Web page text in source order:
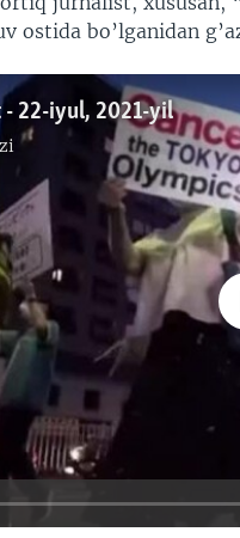
ostida bo’lganidan
- 22-iyul, 2021-yil
No media